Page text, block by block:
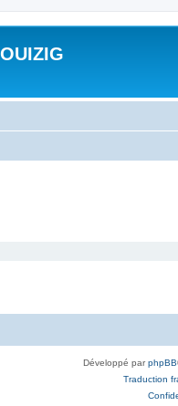
Développé parphpBB
Traduction